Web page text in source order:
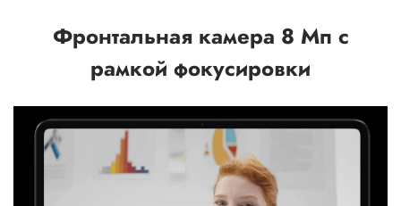
Фронтальная камера 8 Мп с
рамкой фокусировки